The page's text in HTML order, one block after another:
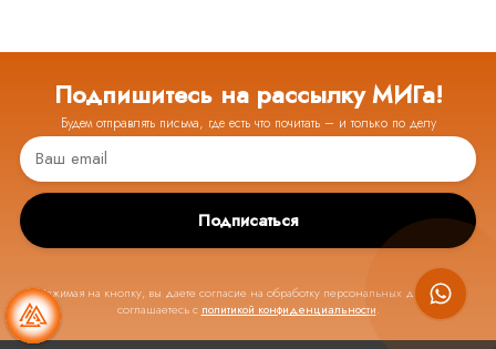
Подпишитесь на рассылку МИГа!
Будем отправлять письма, где есть что почитать – и только по делу
Подписаться
Нажимая на кнопку, вы даете согласие на обработку персональных данных и
соглашаетесь с политикой конфиденциальности.